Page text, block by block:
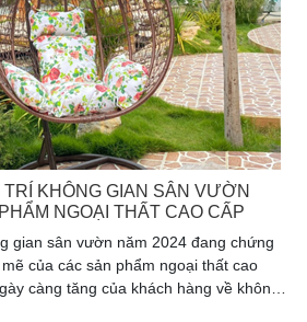
KHÔNG GIAN SÂN VƯỜN
NGOẠI THẤT CAO CẤP
gian sân vườn năm 2024 đang chứng
của các sản phẩm ngoại thất cao
càng tăng của khách hàng về không